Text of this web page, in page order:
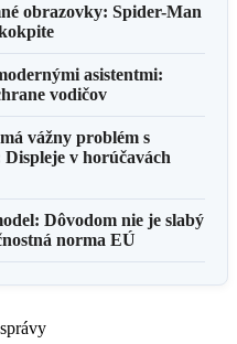
obrazovky: Spider-Man
asistentmi:
vodičov
vážny problém s
v horúčavách
Dôvodom nie je slabý
norma EÚ